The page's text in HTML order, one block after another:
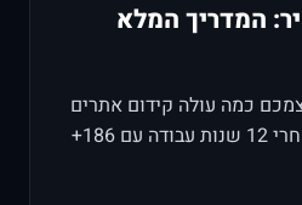
המדריך המלא
כמה עולה קידום אתרים
בגוגל – אתם לא לבד. אחרי 12 שנות עבודה עם 186+